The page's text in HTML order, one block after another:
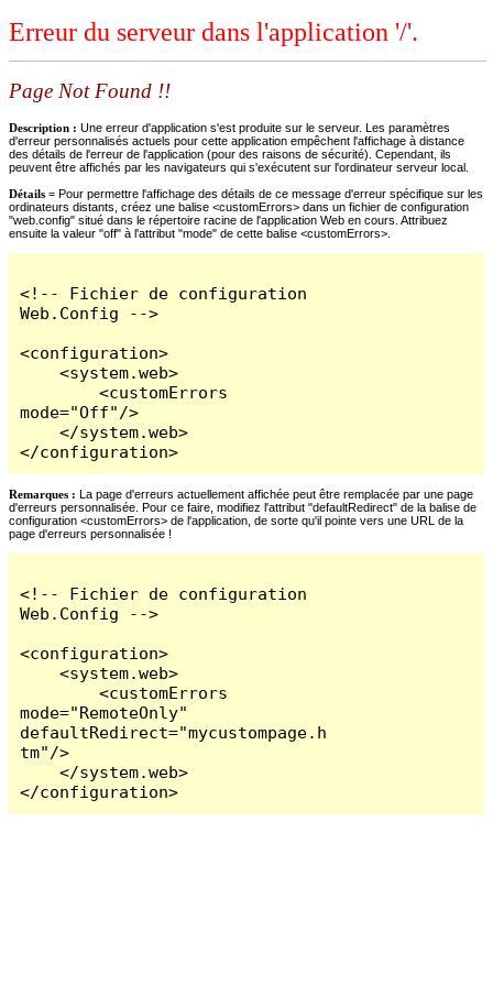
Erreur du serveur dans l'application '/'.
Page Not Found !!
Description : Une erreur d'application s'est produite sur le serveur. Les paramètres
d'erreur personnalisés actuels pour cette application empêchent l'affichage à distance
des détails de l'erreur de l'application (pour des raisons de sécurité). Cependant, ils
peuvent être affichés par les navigateurs qui s'exécutent sur l'ordinateur serveur local.
Détails = Pour permettre l'affichage des détails de ce message d'erreur spécifique sur les
ordinateurs distants, créez une balise <customErrors> dans un fichier de configuration
"web.config" situé dans le répertoire racine de l'application Web en cours. Attribuez
ensuite la valeur "off" à l'attribut "mode" de cette balise <customErrors>.
<!-- Fichier de configuration
Web.Config -->
<configuration>
    <system.web>
        <customErrors
mode="Off"/>
    </system.web>
</configuration>
Remarques : La page d'erreurs actuellement affichée peut être remplacée par une page
d'erreurs personnalisée. Pour ce faire, modifiez l'attribut "defaultRedirect" de la balise de
configuration <customErrors> de l'application, de sorte qu'il pointe vers une URL de la
page d'erreurs personnalisée !
<!-- Fichier de configuration
Web.Config -->
<configuration>
    <system.web>
        <customErrors
mode="RemoteOnly"
defaultRedirect="mycustompage.h
tm"/>
    </system.web>
</configuration>